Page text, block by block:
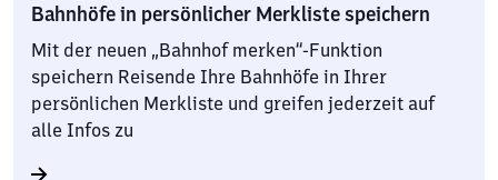
Bahnhöfe in persönlicher Merkliste speichern
Mit der neuen „Bahnhof merken“-Funktion
speichern Reisende Ihre Bahnhöfe in Ihrer
persönlichen Merkliste und greifen jederzeit auf
alle Infos zu